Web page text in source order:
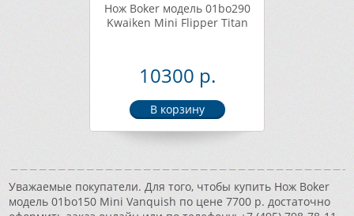
Нож Boker модель 01bo290
Kwaiken Mini Flipper Titan
10300 р.
Уважаемые покупатели. Для того, чтобы купить Нож Boker
модель 01bo150 Mini Vanquish по цене 7700 р. достаточно